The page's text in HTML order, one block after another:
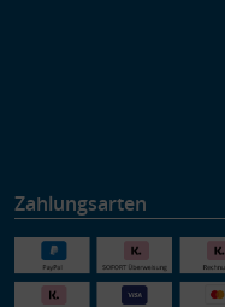
Zahlungsarten